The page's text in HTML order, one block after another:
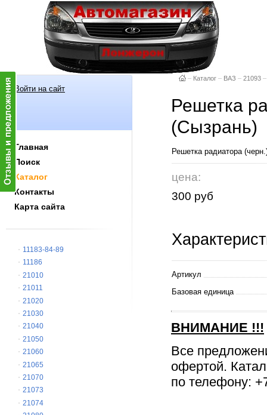
Войти на сайт
Главная
Поиск
Каталог
Контакты
Карта сайта
11183-84-89
11186
21010
21011
21020
21030
21040
21050
21060
21065
21070
21073
21074
– Каталог – ВАЗ – 21093 –
Решетка
(Сызрань)
Решетка радиатора
цена:
300 руб
Артикул
Базовая единица
ВНИМАНИЕ !!!
Все
офертой.
по телефону: